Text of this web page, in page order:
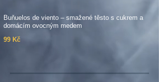
Buňuelos de viento – smažené těsto s cukrem a
domácím ovocným medem
99 Kč